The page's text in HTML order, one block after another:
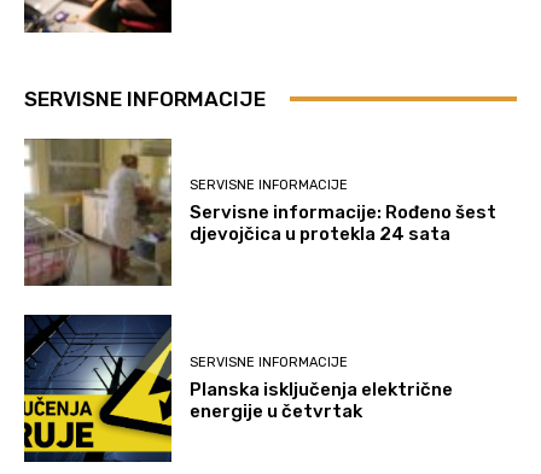
SERVISNE INFORMACIJE
SERVISNE INFORMACIJE
Servisne informacije: Rođeno šest
djevojčica u protekla 24 sata
SERVISNE INFORMACIJE
Planska isključenja električne
energije u četvrtak